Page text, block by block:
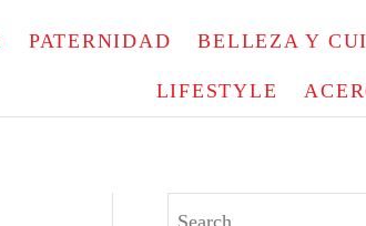
PATERNIDAD BELLEZA Y
LIFESTYLE